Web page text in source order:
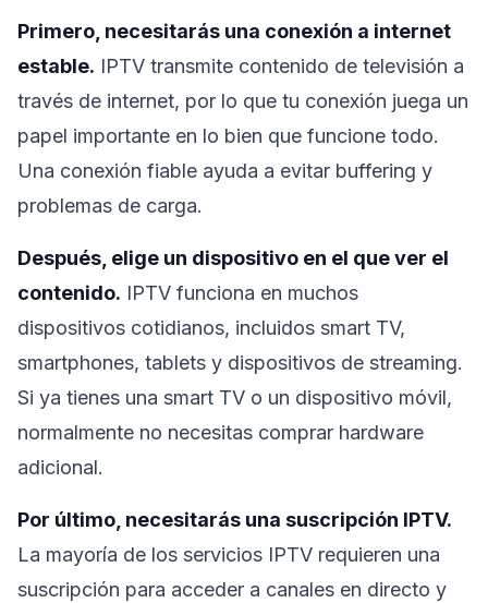
Primero, necesitarás una conexión a internet
estable. IPTV transmite contenido de televisión a
través de internet, por lo que tu conexión juega un
papel importante en lo bien que funcione todo.
Una conexión fiable ayuda a evitar buffering y
problemas de carga.
Después, elige un dispositivo en el que ver el
contenido. IPTV funciona en muchos
dispositivos cotidianos, incluidos smart TV,
smartphones, tablets y dispositivos de streaming.
Si ya tienes una smart TV o un dispositivo móvil,
normalmente no necesitas comprar hardware
adicional.
Por último, necesitarás una suscripción IPTV.
La mayoría de los servicios IPTV requieren una
suscripción para acceder a canales en directo y